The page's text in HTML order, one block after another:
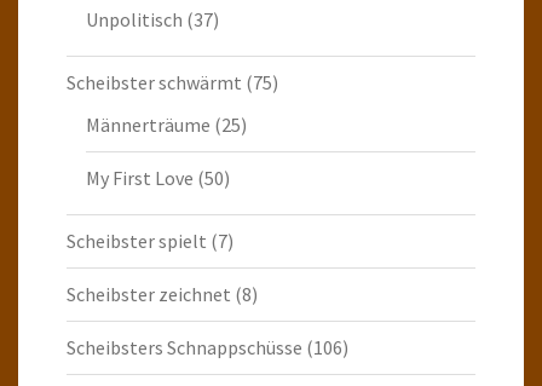
Unpolitisch (37)
Scheibster schwärmt (75)
Männerträume (25)
My First Love (50)
Scheibster spielt (7)
Scheibster zeichnet (8)
Scheibsters Schnappschüsse (106)